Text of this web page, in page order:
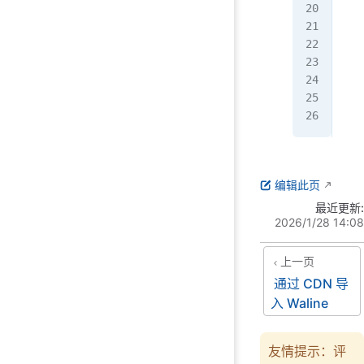
编辑此页
最近更新:
2026/1/28 14:08
上一页
通过 CDN 导
入 Waline
友情提示：评